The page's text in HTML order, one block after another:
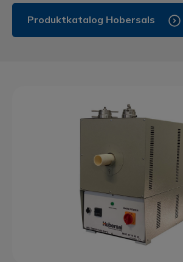
Produktkatalog Hobersals